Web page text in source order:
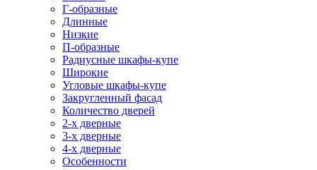
Г-образные
Длинные
Низкие
П-образные
Радиусные шкафы-купе
Широкие
Угловые шкафы-купе
Закругленный фасад
Количество дверей
2-х дверные
3-х дверные
4-х дверные
Особенности